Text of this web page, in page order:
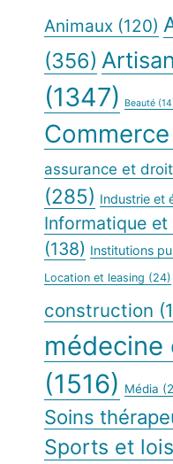
Animaux (120)
(356)
(1347)
Beauté
Commerce
assurance et droit
(285) Industrie et
Informatique
(138) Institutions
Location et leasing (24)
construction
médecine
(1516) Média
Soins
Sports et